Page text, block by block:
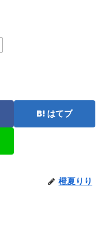
はてブ
橙夏りり